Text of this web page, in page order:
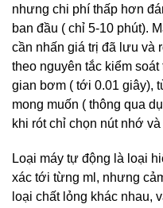
nhưng chi phí thấp hơn
ban đầu ( chỉ 5-10 phút).
cần nhấn giá trị đã lưu và
theo nguyên tắc kiểm
gian bơm ( tới 0.01 giây),
mong muốn ( thông qua
khi rót chỉ chọn nút nhớ
Loại máy tự động là loại
xác tới từng ml, nhưng
loại chất lỏng khác nhau,